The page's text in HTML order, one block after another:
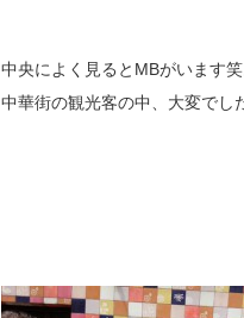
中央によく見るとMBがいます笑
中華街の観光客の中、大変でし